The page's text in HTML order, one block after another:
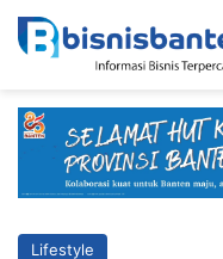
Lifestyle